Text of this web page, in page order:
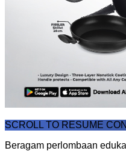
SCROLL TO RESUME
Beragam perlombaan